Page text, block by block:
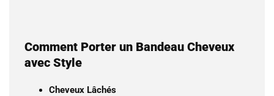
Comment Porter un Bandeau Cheveux
avec Style
Cheveux Lâchés